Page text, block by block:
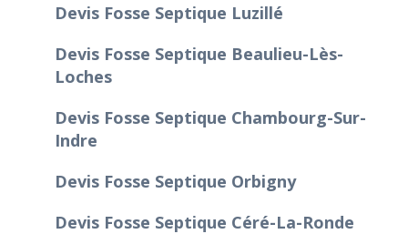
Devis Fosse Septique Luzillé
Devis Fosse Septique Beaulieu-Lès-
Loches
Devis Fosse Septique Chambourg-Sur-
Indre
Devis Fosse Septique Orbigny
Devis Fosse Septique Céré-La-Ronde